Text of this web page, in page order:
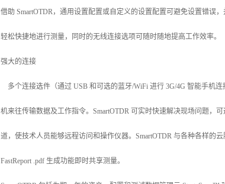
借助 SmartOTDR，通用设置配置或自定义的设置配置可避免设置错误
轻松快捷地进行测量，同时的无线连接选项可随时随地提高工作效率。
强大的连接
多个连接选件（通过 USB 和可选的蓝牙/WiFi 进行 3G/4G 智能手机
机来往传输数据及工作指令。SmartOTDR 可实时快速解决现场问题，
道，使技术人员能够远程访问和操作仪器。SmartOTDR 与各种各样的
FastReport .pdf 生成功能即时共享测量。